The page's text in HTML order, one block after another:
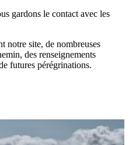
gardons le contact avec les
notre site, de nombreuses
des renseignements
futures pérégrinations.